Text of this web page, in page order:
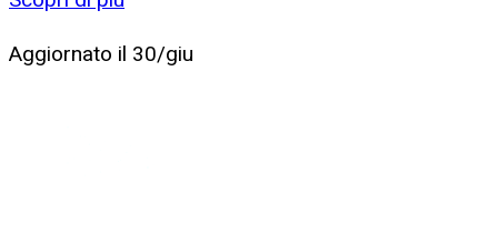
Aggiornato il 30/giu